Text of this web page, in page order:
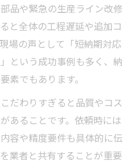
品や緊急の生産ライン改修
と全体の工程遅延や追加コ
場の声として「短納期対応
という成功事例も多く、納
素でもあります。
だわりすぎると品質やコス
あることです。依頼時には
容や精度要件も具体的に伝
業者と共有することが重要